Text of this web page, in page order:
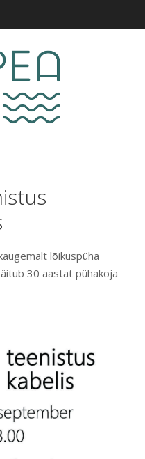
lõikuspüha
30 aastat pühakoja